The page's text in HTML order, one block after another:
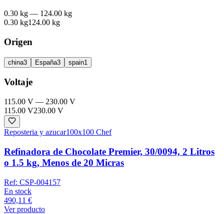
0.30 kg — 124.00 kg
0.30 kg124.00 kg
Origen
china3 España3 spain1
Voltaje
115.00 V — 230.00 V
115.00 V230.00 V
Reposteria y azucar100x100 Chef
Refinadora de Chocolate Premier, 30/0094, 2 Litros
o 1.5 kg, Menos de 20 Micras
Ref: CSP-004157
En stock
490,11 €
Ver producto